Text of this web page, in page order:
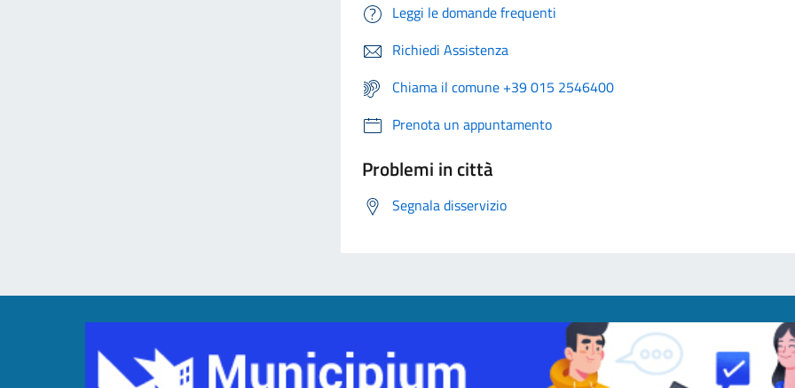
Leggi le domande frequenti
Richiedi Assistenza
Chiama il comune +39 015 2546400
Prenota un appuntamento
Problemi in città
Segnala disservizio